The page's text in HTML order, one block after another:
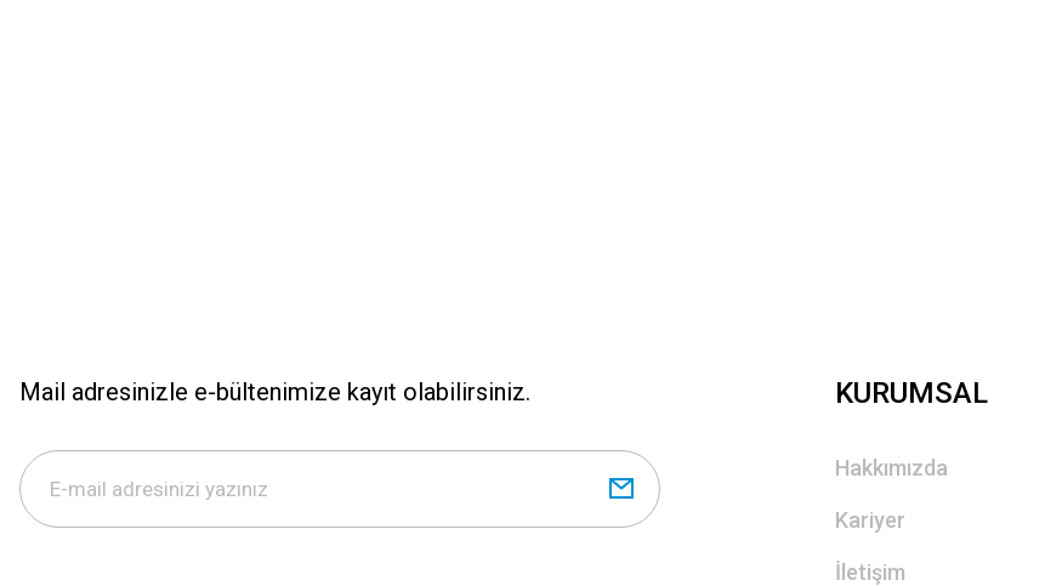
Mail adresinizle e-bültenimize kayıt olabilirsiniz. KURUMSAL
Hakkımızda
Kariyer
İletişim